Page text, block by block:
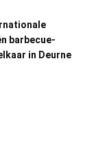
barbecue-
in Deurne